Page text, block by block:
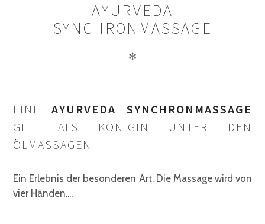
AYURVEDA
SYNCHRONMASSAGE
✻
EINE AYURVEDA SYNCHRONMASSAGE
GILT ALS KÖNIGIN UNTER DEN
ÖLMASSAGEN.
Ein Erlebnis der besonderen Art. Die Massage wird von
vier Händen....